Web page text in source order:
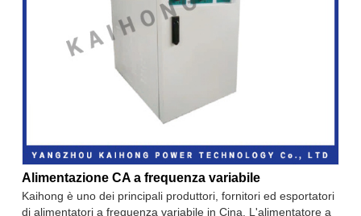
Alimentazione CA a frequenza variabile
Kaihong è uno dei principali produttori, fornitori ed esportatori
di alimentatori a frequenza variabile in Cina. L'alimentatore a